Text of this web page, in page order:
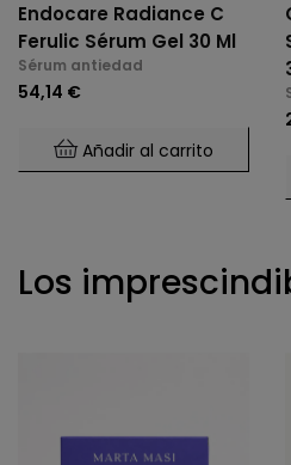
Endocare Radiance C
Ferulic Sérum Gel 30 Ml
Sérum antiedad
54,14 €
Añadir al carrito
Los